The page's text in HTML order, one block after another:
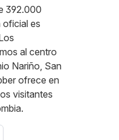
392.000
oficial es
al centro
Nariño, San
ofrece en
visitantes